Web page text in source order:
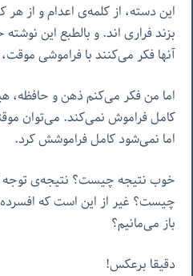
این دسته، از کلمه‌ی اعدام و از
بزند فراری اند. و بالطبع این
آنها فکر می‌کنند با فراموشی
اما من فکر می‌کنم ذهن و حافظه،
کامل فراموش نمی‌کند. می‌توان
اما نمی‌شود کامل فراموشش کرد.
خوب نتیجه‌ چیست؟ نتیجه‌ی توجه
چیست؟ غیر از این است که
باز می‌مانیم؟
دقیقا برعکس!